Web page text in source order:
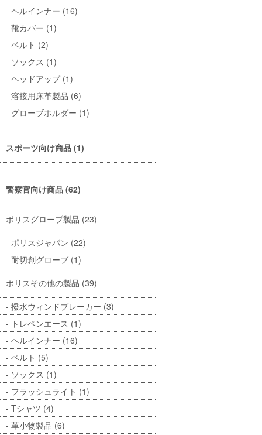
ヘルインナー (16)
靴カバー (1)
ベルト (2)
ソックス (1)
ヘッドアップ (1)
溶接用床革製品 (6)
グローブホルダー (1)
スポーツ向け商品 (1)
警察官向け商品 (62)
ポリスグローブ製品 (23)
ポリスジャパン (22)
耐切創グローブ (1)
ポリスその他の製品 (39)
撥水ウィンドブレーカー (3)
トレペンエース (1)
ヘルインナー (16)
ベルト (5)
ソックス (1)
フラッシュライト (1)
Tシャツ (4)
革小物製品 (6)